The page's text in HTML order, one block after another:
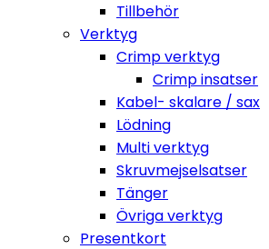
Tillbehör
Verktyg
Crimp verktyg
Crimp insatser
Kabel- skalare / sax
Lödning
Multi verktyg
Skruvmejselsatser
Tänger
Övriga verktyg
Presentkort